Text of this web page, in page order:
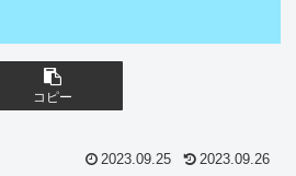
コピー
2023.09.25 2023.09.26